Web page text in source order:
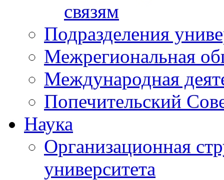
связям
Подразделения
Межрегиональная
Международная
Попечительский
Наука
Организационная
университета